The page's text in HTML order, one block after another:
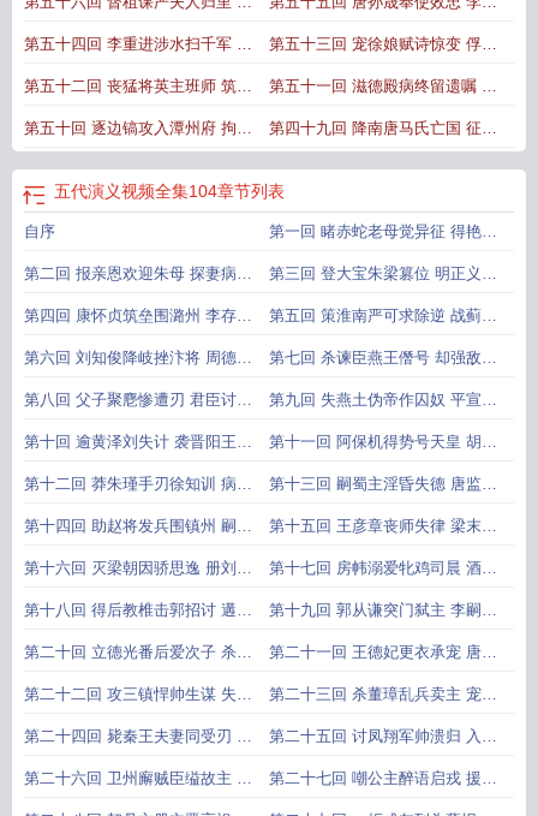
臣节唐司空 达丧师奔命
第五十四回 李重进涉水扫千军 赵
匡胤斩关擒
第五十三回 宠徐娘赋诗惊变 俘蜀
帅得地报功
第五十二回 丧猛将英主班师 筑坚
城良臣破虏
第五十一回 滋德殿病终留遗嘱 高
平县敌忾奏
第五十回 逐边镐攻入潭州府 拘刘
言计夺武平
第四十九回 降南唐马氏亡国 征东
鲁周主督师
五代演义视频全集104章节列表
自序 第一回 睹赤蛇老母觉异征 得艳凤
枭雄偿夙愿
第二回 报亲恩欢迎朱母 探妻病惨
别张妃
第三回 登大宝朱梁篡位 明正义全
昱进规
第四回 康怀贞筑垒围潞州 李存勗
督兵破夹寨
第五回 策淮南严可求除逆 战蓟北
刘守光杀兄
第六回 刘知俊降岐挫汴将 周德威
援赵破梁军
第七回 杀谏臣燕王僭号 却强敌晋
将善谋
第八回 父子聚麀惨遭刃 君臣讨逆
谋定锄凶
第九回 失燕土伪帝作囚奴 平宣州
徐氏专政柄
第十回 逾黄泽刘失计 袭晋阳王檀
无功
第十一回 阿保机得势号天皇 胡柳
陂轻战丧良
第十二回 莽朱瑾手刃徐知训 病徐
温计焚吴越
第十三回 嗣蜀主淫昏失德 唐监军
谏阻称尊
第十四回 助赵将发兵围镇州 嗣唐
统登坛即帝
第十五回 王彦章丧师失律 梁末帝
陨首覆宗
第十六回 灭梁朝因骄思逸 册刘后
以妾为妻
第十七回 房帏溺爱牝鸡司晨 酒色
亡家牵羊待
第十八回 得后教椎击郭招讨 遘兵
乱劫逼李令
第十九回 郭从谦突门弑主 李嗣源
据国登基
第二十回 立德光番后爱次子 杀任
圜权相报私
第二十一回 王德妃更衣承宠 唐明
宗焚香祝天
第二十二回 攻三镇悍帅生谋 失两
川权臣碎首
第二十三回 杀董璋乱兵卖主 宠从
荣骄子弄兵
第二十四回 毙秦王夫妻同受刃 号
蜀帝父子迭
第二十五回 讨凤翔军帅溃归 入洛
阳藩王篡位
第二十六回 卫州廨贼臣缢故主 长 第二十七回 嘲公主醉语启戎 援石